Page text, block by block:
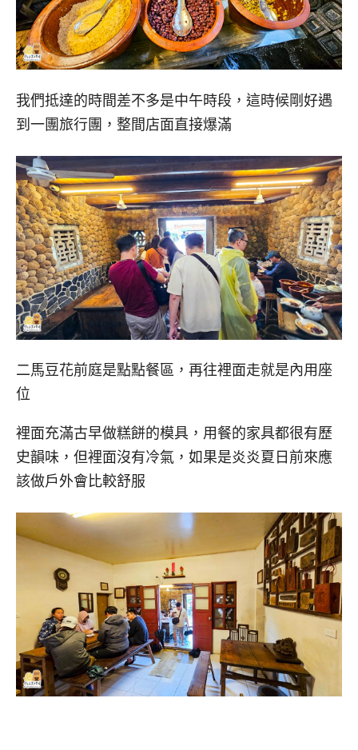
我們抵達的時間差不多是中午時段，這時候剛好遇
到一團旅行團，整間店面直接爆滿
二馬豆花前庭是點點餐區，再往裡面走就是內用座
位
裡面充滿古早做糕餅的模具，用餐的家具都很有歷
史韻味，但裡面沒有冷氣，如果是炎炎夏日前來應
該做戶外會比較舒服